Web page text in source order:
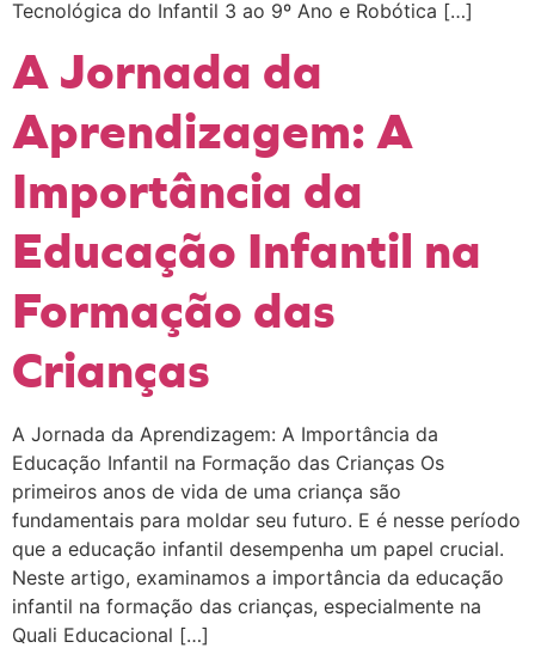
Tecnológica do Infantil 3 ao 9º Ano e Robótica […]
A Jornada da
Aprendizagem: A
Importância da
Educação Infantil na
Formação das
Crianças
A Jornada da Aprendizagem: A Importância da
Educação Infantil na Formação das Crianças Os
primeiros anos de vida de uma criança são
fundamentais para moldar seu futuro. E é nesse período
que a educação infantil desempenha um papel crucial.
Neste artigo, examinamos a importância da educação
infantil na formação das crianças, especialmente na
Quali Educacional […]